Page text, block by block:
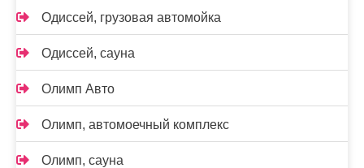
Одиссей, грузовая автомойка
Одиссей, сауна
Олимп Авто
Олимп, автомоечный комплекс
Олимп, сауна